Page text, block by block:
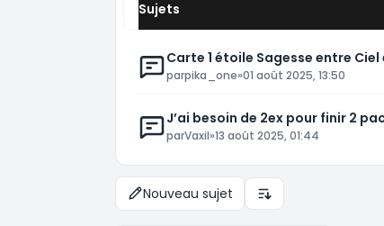
Sujets
Carte 1 étoile Sagesse entre
parpika_one»01 août 2025, 13:50
J’ai besoin de 2ex pour finir 2
parVaxil»13 août 2025, 01:44
Nouveau sujet Options d’affichage